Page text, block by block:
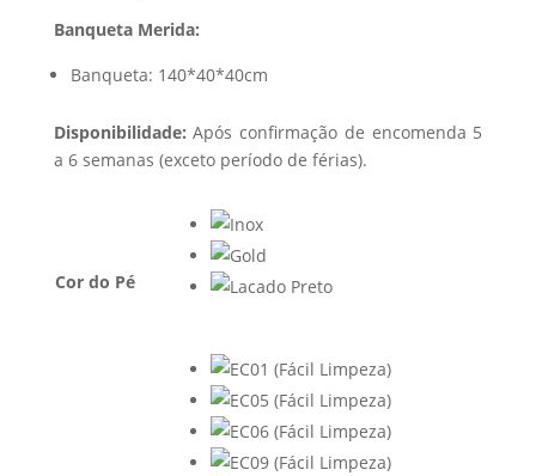
Banqueta Merida:
Banqueta: 140*40*40cm
Disponibilidade: Após confirmação de encomenda 5
a 6 semanas (exceto período de férias).
Cor do Pé